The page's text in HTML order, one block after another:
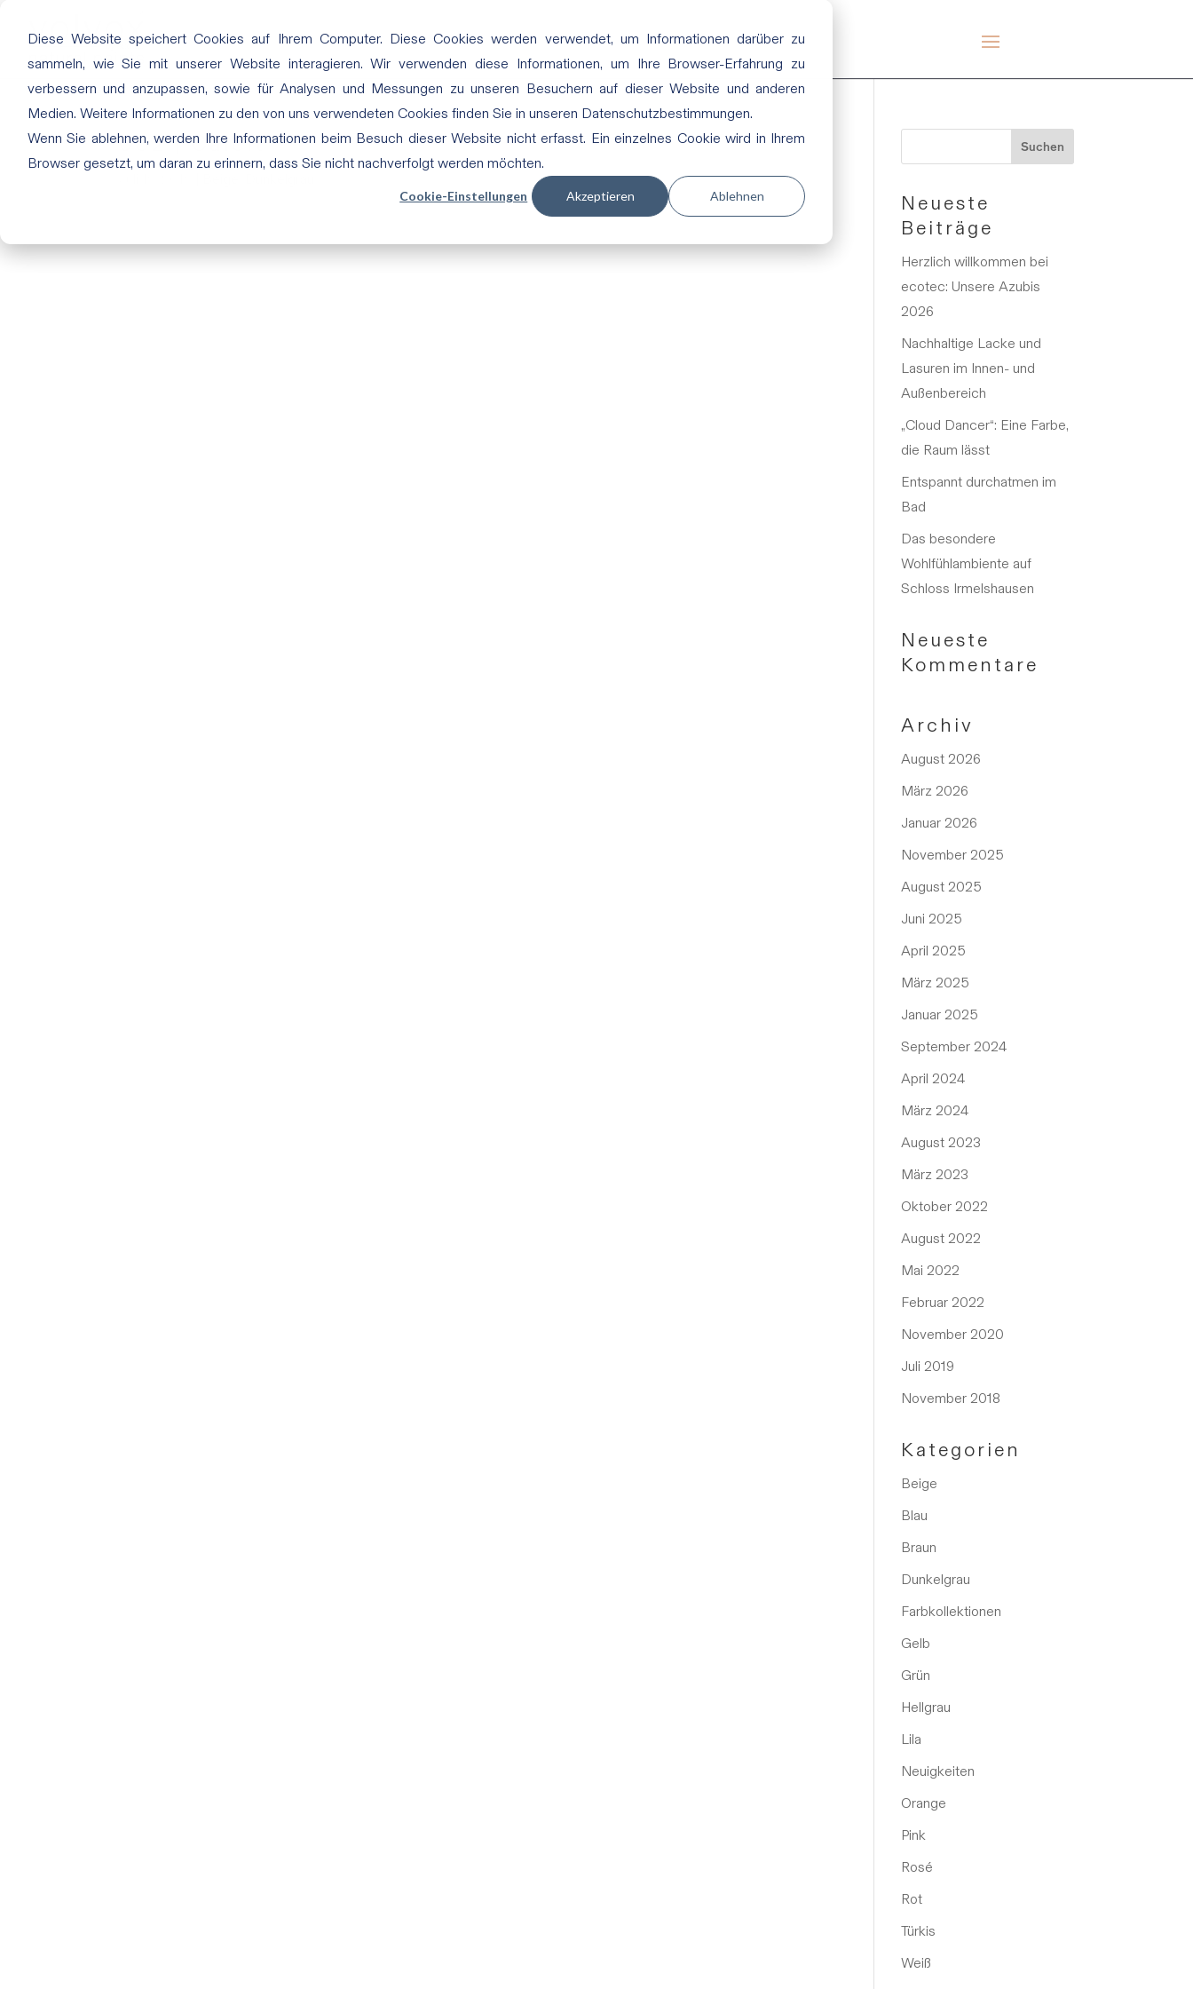
Diese Website speichert Cookies auf Ihrem Computer. Diese Cookies werden verwendet, um Informationen darüber zu
sammeln, wie Sie mit unserer Website interagieren. Wir verwenden diese Informationen, um Ihre Browser-Erfahrung zu
verbessern und anzupassen, sowie für Analysen und Messungen zu unseren Besuchern auf dieser Website und anderen
Medien. Weitere Informationen zu den von uns verwendeten Cookies finden Sie in unseren Datenschutzbestimmungen.
Wenn Sie ablehnen, werden Ihre Informationen beim Besuch dieser Website nicht erfasst. Ein einzelnes Cookie wird in Ihrem
Browser gesetzt, um daran zu erinnern, dass Sie nicht nachverfolgt werden möchten.
Cookie-Einstellungen Akzeptieren Ablehnen
082 | Calcit
Neueste
Beiträge
Herzlich willkommen bei
ecotec: Unsere Azubis
2026
Nachhaltige Lacke und
Lasuren im Innen- und
Außenbereich
„Cloud Dancer“: Eine Farbe,
die Raum lässt
Entspannt durchatmen im
Bad
Das besondere
Wohlfühlambiente auf
Schloss Irmelshausen
Neueste
Kommentare
Archiv
August 2026
März 2026
Januar 2026
November 2025
August 2025
Juni 2025
April 2025
März 2025
Januar 2025
September 2024
April 2024
März 2024
August 2023
März 2023
Oktober 2022
August 2022
Mai 2022
Februar 2022
November 2020
Juli 2019
November 2018
Kategorien
Beige
Blau
Braun
Dunkelgrau
Farbkollektionen
Gelb
Grün
Hellgrau
Lila
Neuigkeiten
Orange
Pink
Rosé
Rot
Türkis
Weiß